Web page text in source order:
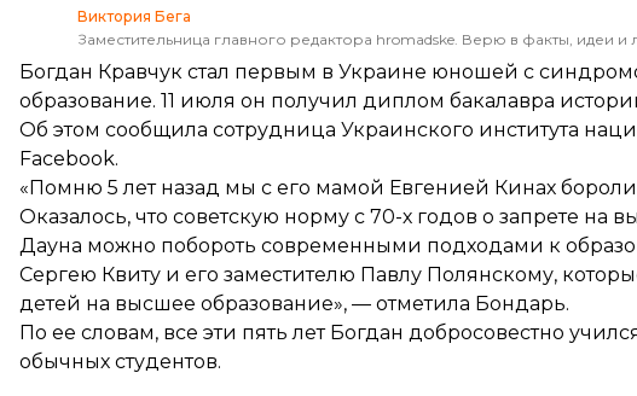
Виктория Бега
Заместительница главного редактора hromadske. Верю в факты, идеи и
Богдан Кравчук стал первым в Украине юношей с
образование. 11 июля он получил диплом бакалавра
Об этом сообщила сотрудница Украинского института
Facebook.
«Помню 5 лет назад мы с его мамой Евгенией Кинах
Оказалось, что советскую норму с 70-х годов о запрете
Дауна можно побороть современными подходами к
Сергею Квиту и его заместителю Павлу Полянскому,
детей на высшее образование», — отметила Бондарь.
По ее словам, все эти пять лет Богдан добросовестно
обычных студентов.